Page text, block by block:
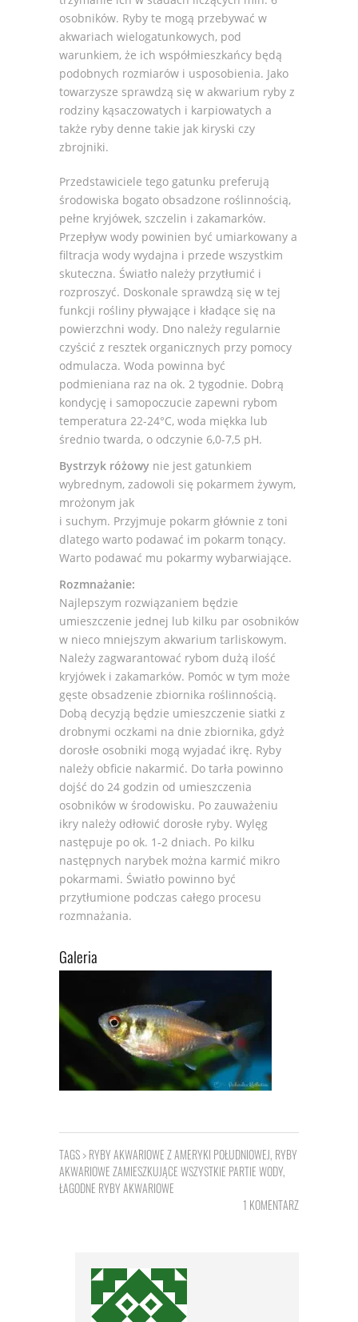
osobników. Ryby te mogą przebywać w
akwariach wielogatunkowych, pod
warunkiem, że ich współmieszkańcy będą
podobnych rozmiarów i usposobienia. Jako
towarzysze sprawdzą się w akwarium ryby z
rodziny kąsaczowatych i karpiowatych a
także ryby denne takie jak kiryski czy
zbrojniki.
Przedstawiciele tego gatunku preferują
środowiska bogato obsadzone roślinnością,
pełne kryjówek, szczelin i zakamarków.
Przepływ wody powinien być umiarkowany a
filtracja wody wydajna i przede wszystkim
skuteczna. Światło należy przytłumić i
rozproszyć. Doskonale sprawdzą się w tej
funkcji rośliny pływające i kładące się na
powierzchni wody. Dno należy regularnie
czyścić z resztek organicznych przy pomocy
odmulacza. Woda powinna być
podmieniana raz na ok. 2 tygodnie. Dobrą
kondycję i samopoczucie zapewni rybom
temperatura 22-24°C, woda miękka lub
średnio twarda, o odczynie 6,0-7,5 pH.
Bystrzyk różowy nie jest gatunkiem
wybrednym, zadowoli się pokarmem żywym,
mrożonym jak
i suchym. Przyjmuje pokarm głównie z toni
dlatego warto podawać im pokarm tonący.
Warto podawać mu pokarmy wybarwiające.
Rozmnażanie:
Najlepszym rozwiązaniem będzie
umieszczenie jednej lub kilku par osobników
w nieco mniejszym akwarium tarliskowym.
Należy zagwarantować rybom dużą ilość
kryjówek i zakamarków. Pomóc w tym może
gęste obsadzenie zbiornika roślinnością.
Dobą decyzją będzie umieszczenie siatki z
drobnymi oczkami na dnie zbiornika, gdyż
dorosłe osobniki mogą wyjadać ikrę. Ryby
należy obficie nakarmić. Do tarła powinno
dojść do 24 godzin od umieszczenia
osobników w środowisku. Po zauważeniu
ikry należy odłowić dorosłe ryby. Wylęg
następuje po ok. 1-2 dniach. Po kilku
następnych narybek można karmić mikro
pokarmami. Światło powinno być
przytłumione podczas całego procesu
rozmnażania.
Galeria
TAGS >RYBY AKWARIOWE Z AMERYKI POŁUDNIOWEJ, RYBY
AKWARIOWE ZAMIESZKUJĄCE WSZYSTKIE PARTIE WODY,
ŁAGODNE RYBY AKWARIOWE
1 KOMENTARZ